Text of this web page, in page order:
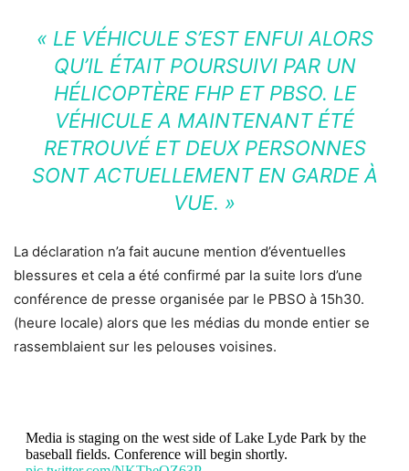
« LE VÉHICULE S’EST ENFUI ALORS
QU’IL ÉTAIT POURSUIVI PAR UN
HÉLICOPTÈRE FHP ET PBSO. LE
VÉHICULE A MAINTENANT ÉTÉ
RETROUVÉ ET DEUX PERSONNES
SONT ACTUELLEMENT EN GARDE À
VUE. »
La déclaration n’a fait aucune mention d’éventuelles
blessures et cela a été confirmé par la suite lors d’une
conférence de presse organisée par le PBSO à 15h30.
(heure locale) alors que les médias du monde entier se
rassemblaient sur les pelouses voisines.
Media is staging on the west side of Lake Lyde Park by the
baseball fields. Conference will begin shortly.